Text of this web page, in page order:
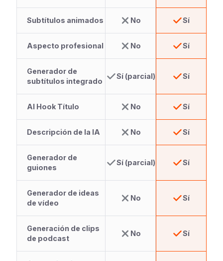
Subtítulos animados No Sí
Aspecto profesional No Sí
Generador de
subtítulos integrado
Sí (parcial) Sí
AI Hook Título No Sí
Descripción de la IA No Sí
Generador de
guiones
Sí (parcial) Sí
Generador de ideas
de vídeo
No Sí
Generación de clips
de podcast
No Sí